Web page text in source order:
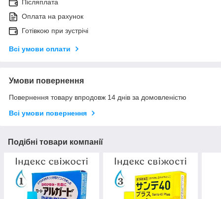
Післяплата
Оплата на рахунок
Готівкою при зустрічі
Всі умови оплати
Умови повернення
Повернення товару впродовж 14 днів за домовленістю
Всі умови повернення
Подібні товари компанії